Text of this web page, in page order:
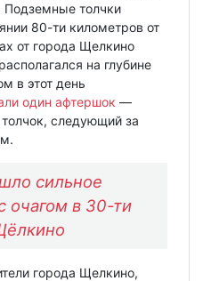
Подземные толчки
80-ти километров от
от города Щелкино
на глубине
в этот день
один афтершок —
следующий за
сильное
очагом в 30-ти
города Щелкино,